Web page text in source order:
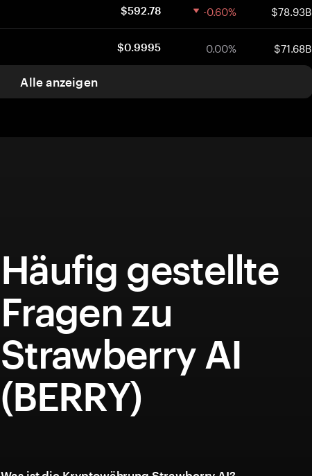
$592.78 -0.60% $78.93B
$0.9995 0.00% $71.68B
Alle anzeigen
Häufig gestellte
Fragen zu
Strawberry AI
(BERRY)